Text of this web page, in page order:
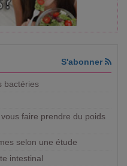
S'abonner
bactéries
faire prendre du poids
selon une étude
intestinal